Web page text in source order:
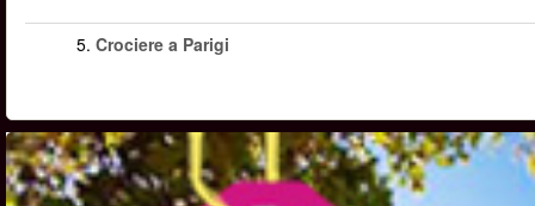
5. Crociere a Parigi